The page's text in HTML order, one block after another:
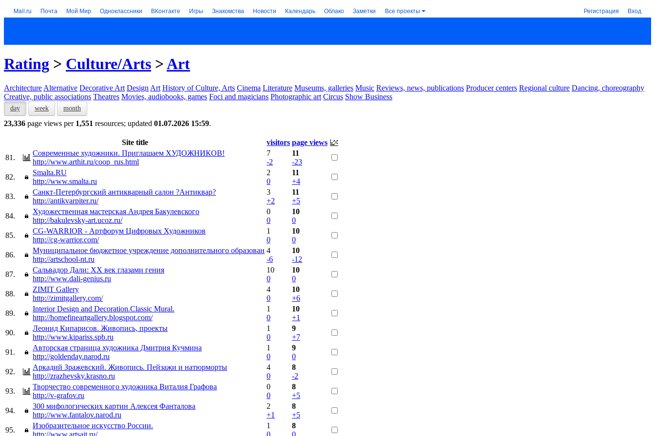
Mail.ru Почта Мой Мир Одноклассники ВКонтакте Игры Знакомства Новости Календарь Облако Заметки Все проекты Регистрация Вход
Rating > Culture/Arts >Art
Architecture Alternative Decorative Art Design Art History of Culture, Arts Cinema Literature Museums, galleries Music Reviews, news, publications Producer centers Regional culture Dancing, choreography
Creative, public associations Theatres Movies, audiobooks, games Foci and magicians Photographic art Circus Show Business
day week month
23,336 page views per 1,551 resources; updated 01.07.2026 15:59.
Site title visitors page views
81.
Современные художники. Приглашаем ХУДОЖНИКОВ!
http://www.arthit.ru/coop_rus.html
7
-2
11
-23
82.
Smalta.RU
http://www.smalta.ru
2
0
11
+4
83.
Санкт-Петербургский антикварный салон ?Антиквар?
http://antikvarpiter.ru/
3
+2
11
+5
84.
Художественная мастерская Андрея Бакулевского
http://bakulevsky-art.ucoz.ru/
0
0
10
0
85.
CG-WARRIOR - Артфорум Цифровых Художников
http://cg-warrior.com/
1
0
10
0
86.
Муниципальное бюджетное учреждение дополнительного образован
http://artschool-nt.ru
4
-6
10
-12
87.
Сальвадор Дали: XX век глазами гения
http://www.dali-genius.ru
10
0
10
0
88.
ZIMIT Gallery
http://zimitgallery.com/
4
0
10
+6
89.
Interior Design and Decoration.Classic Mural.
http://homefineartgallery.blogspot.com/
1
0
10
+1
90.
Леонид Кипарисов. Живопись, проекты
http://www.kipariss.spb.ru
1
0
9
+7
91.
Авторская страница художника Дмитрия Кучмина
http://goldenday.narod.ru
1
0
9
0
92.
Аркадий Зражевский. Живопись. Пейзажи и натюрморты
http://zrazhevsky.krasno.ru
4
0
8
-2
93.
Творчество современного художника Виталия Графова
http://v-grafov.ru
0
0
8
+5
94.
300 мифологических картин Алексея Фанталова
http://www.fantalov.narod.ru
2
+1
8
+5
95.
Изобразительное искусство России.
http://www.artsait.ru/
1
0
8
0